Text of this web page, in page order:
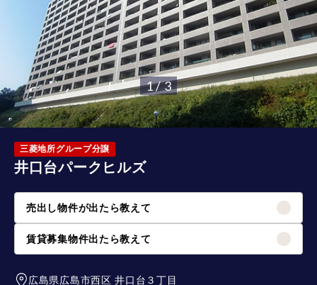
1 / 3
三菱地所グループ分譲
井口台パークヒルズ
売出し物件が出たら教えて
賃貸募集物件出たら教えて
広島県広島市西区 井口台３丁目